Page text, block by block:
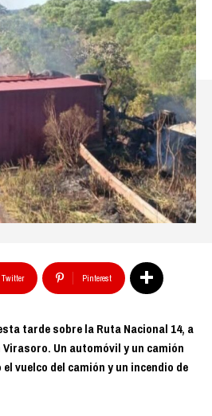
Twitter Pinterest
tarde sobre la Ruta Nacional 14, a
Un automóvil y un camión
vuelco del camión y un incendio de